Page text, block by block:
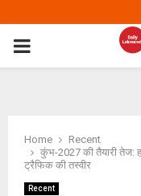
PRIMARY
Home
Recent
कुंभ-2027 की तैयारी तेज:
ट्रैफिक की तस्वीर
Recent